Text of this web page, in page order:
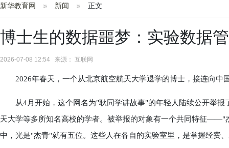
新华教育网 新闻 正文
博士生的数据噩梦：实验数据
2026-07-08 12:54 来源： 互联网
2026年春天，一个从北京航空航天大学退学的博士，接连向中
从4月开始，这个网名为"耿同学讲故事"的年轻人陆续公开举报
天大学等多所知名高校的学者。被举报的对象有一个共同特征——"
中，光是"杰青"就有五位。这些人在各自的实验室里，是掌握经费